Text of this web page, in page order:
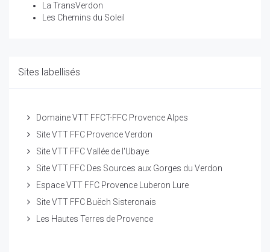
La TransVerdon
Les Chemins du Soleil
Sites labellisés
Domaine VTT FFCT-FFC Provence Alpes
Site VTT FFC Provence Verdon
Site VTT FFC Vallée de l'Ubaye
Site VTT FFC Des Sources aux Gorges du Verdon
Espace VTT FFC Provence Luberon Lure
Site VTT FFC Buëch Sisteronais
Les Hautes Terres de Provence